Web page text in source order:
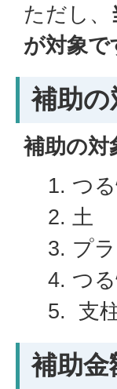
ただし、
が対象で
補助の
補助の対
つ
土
プ
つ
支
補助金